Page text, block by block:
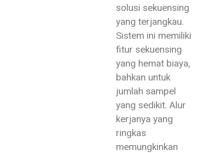
solusi sekuensing
yang terjangkau.
Sistem ini memiliki
fitur sekuensing
yang hemat biaya,
bahkan untuk
jumlah sampel
yang sedikit. Alur
kerjanya yang
ringkas
memungkinkan